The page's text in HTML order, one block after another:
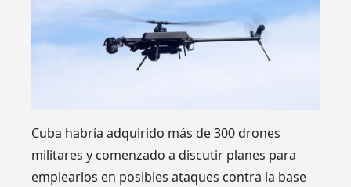
Cuba habría adquirido más de 300 drones
militares y comenzado a discutir planes para
emplearlos en posibles ataques contra la base